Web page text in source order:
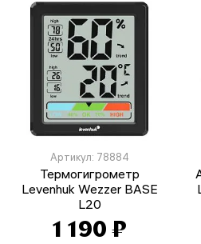
Артикул: 78884
Термогигрометр
Levenhuk Wezzer BASE
L20
1 190 ₽